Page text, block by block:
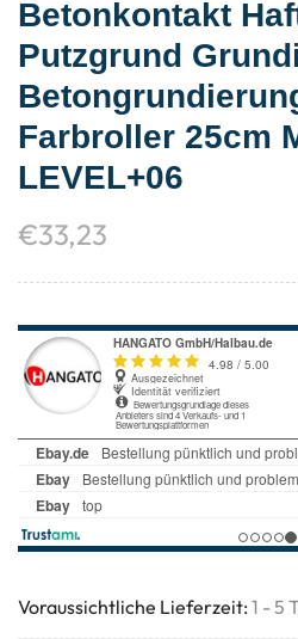
Betonkontakt
Putzgrund
Farbroller 25cm
LEVEL+06
€33,23
Voraussichtliche Lieferzeit: 1 - 5